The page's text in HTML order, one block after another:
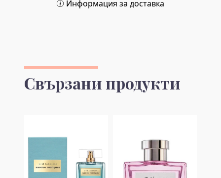
Информация за доставка
Свързани продукти